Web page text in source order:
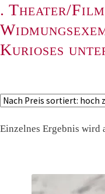
. Theater/Film
Kurioses
Einzelnes Ergebnis wird